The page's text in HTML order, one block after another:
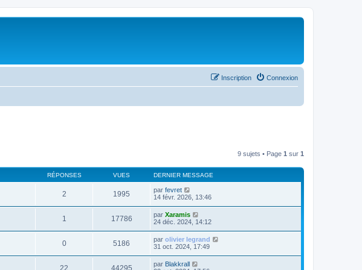
Connexion
Inscription
9 sujets • Page 1 sur 1
RÉPONSES VUES DERNIER MESSAGE
2 1995 par fevret
14 févr. 2026, 13:46
1 17786 par Xaramis
24 déc. 2024, 14:12
0 5186 par olivier legrand
31 oct. 2024, 17:49
22 44295 par Blakkrall